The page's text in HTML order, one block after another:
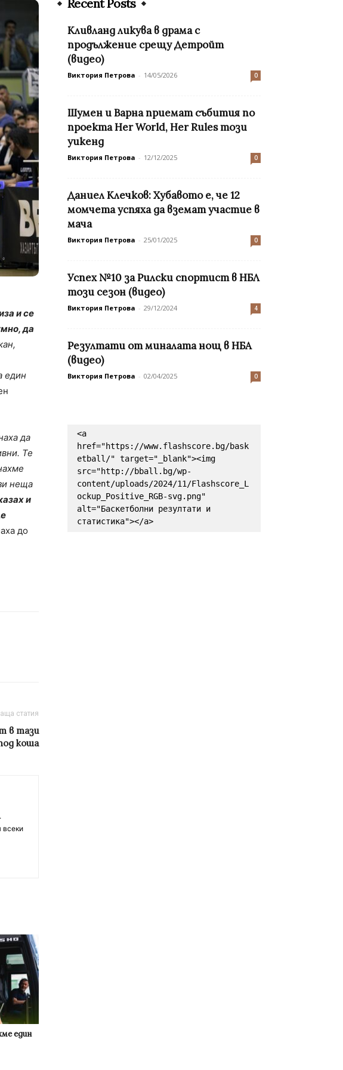
и се
да
един
да
Те
неща
и
до
статия
в тази
коша
всеки
един
Recent Posts
Кливланд ликува в драма с
продължение срещу Детройт
(видео)
Виктория Петрова - 14/05/2026 0
Шумен и Варна приемат събития по
проекта Her World, Her Rules този
уикенд
Виктория Петрова - 12/12/2025 0
Даниел Клечков: Хубавото е, че 12
момчета успяха да вземат участие в
мача
Виктория Петрова - 25/01/2025 0
Успех №10 за Рилски спортист в НБЛ
този сезон (видео)
Виктория Петрова - 29/12/2024 4
Резултати от миналата нощ в НБА
(видео)
Виктория Петрова - 02/04/2025 0
<a
href="https://www.flashscore.bg/bask
etball/" target="_blank"><img
src="http://bball.bg/wp-
content/uploads/2024/11/Flashscore_L
ockup_Positive_RGB-svg.png"
alt="Баскетболни резултати и
статистика"></a>